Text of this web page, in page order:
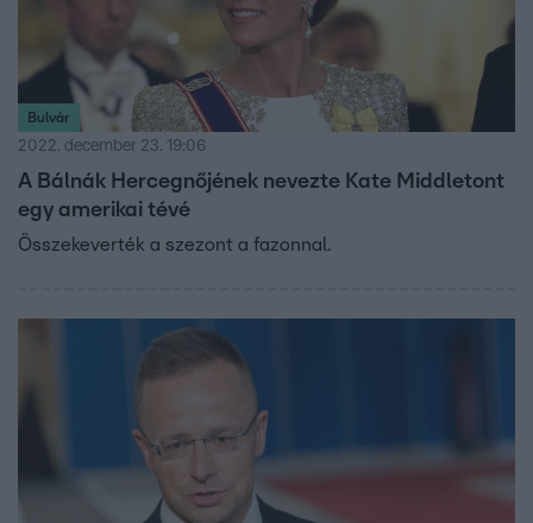
Bulvár
2022. december 23. 19:06
A Bálnák Hercegnőjének nevezte Kate Middletont
egy amerikai tévé
Összekeverték a szezont a fazonnal.